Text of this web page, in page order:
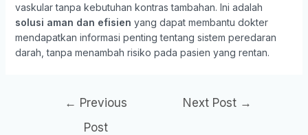
vaskular tanpa kebutuhan kontras tambahan. Ini adalah
solusi aman dan efisien yang dapat membantu dokter
mendapatkan informasi penting tentang sistem peredaran
darah, tanpa menambah risiko pada pasien yang rentan.
← Previous
Post
Next Post →